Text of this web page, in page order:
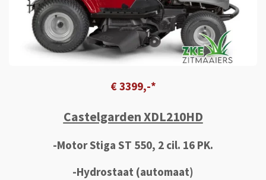
€ 3399,-*
Castelgarden XDL210HD
-Motor Stiga ST 550, 2 cil. 16 PK.
-Hydrostaat (automaat)